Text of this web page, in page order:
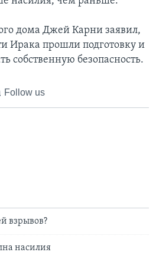
дома Джей Карни заявил,
Ирака прошли подготовку и
собственную безопасность.
Follow us
взрывов?
насилия